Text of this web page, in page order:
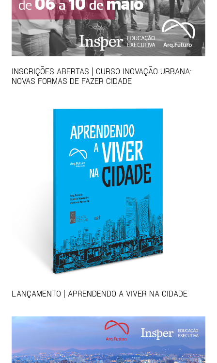
INSCRIÇÕES ABERTAS | CURSO INOVAÇÃO URBANA:
NOVAS FORMAS DE FAZER CIDADE
LANÇAMENTO | APRENDENDO A VIVER NA CIDADE